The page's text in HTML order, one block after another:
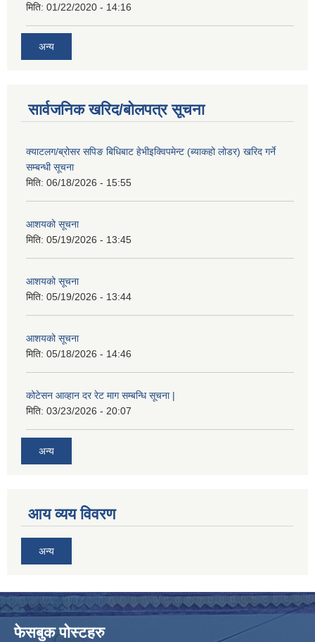
मिति: 01/22/2020 - 14:16
अन्य
सार्वजनिक खरिद/बोलपत्र सूचना
क्याटलग/ब्रोसर सपिङ बिधिबाट हेभीइक्विपमेन्ट (ब्याकहो लोडर) खरिद गर्ने
सम्बन्धी सूचना
मिति: 06/18/2026 - 15:55
आशयको सूचना
मिति: 05/19/2026 - 13:45
आशयको सूचना
मिति: 05/19/2026 - 13:44
आशयको सूचना
मिति: 05/18/2026 - 14:46
कोटेसन आव्हान दर रेट माग सम्बन्धि सूचना |
मिति: 03/23/2026 - 20:07
अन्य
आय व्यय विवरण
अन्य
फेसबुक पोस्टहरु